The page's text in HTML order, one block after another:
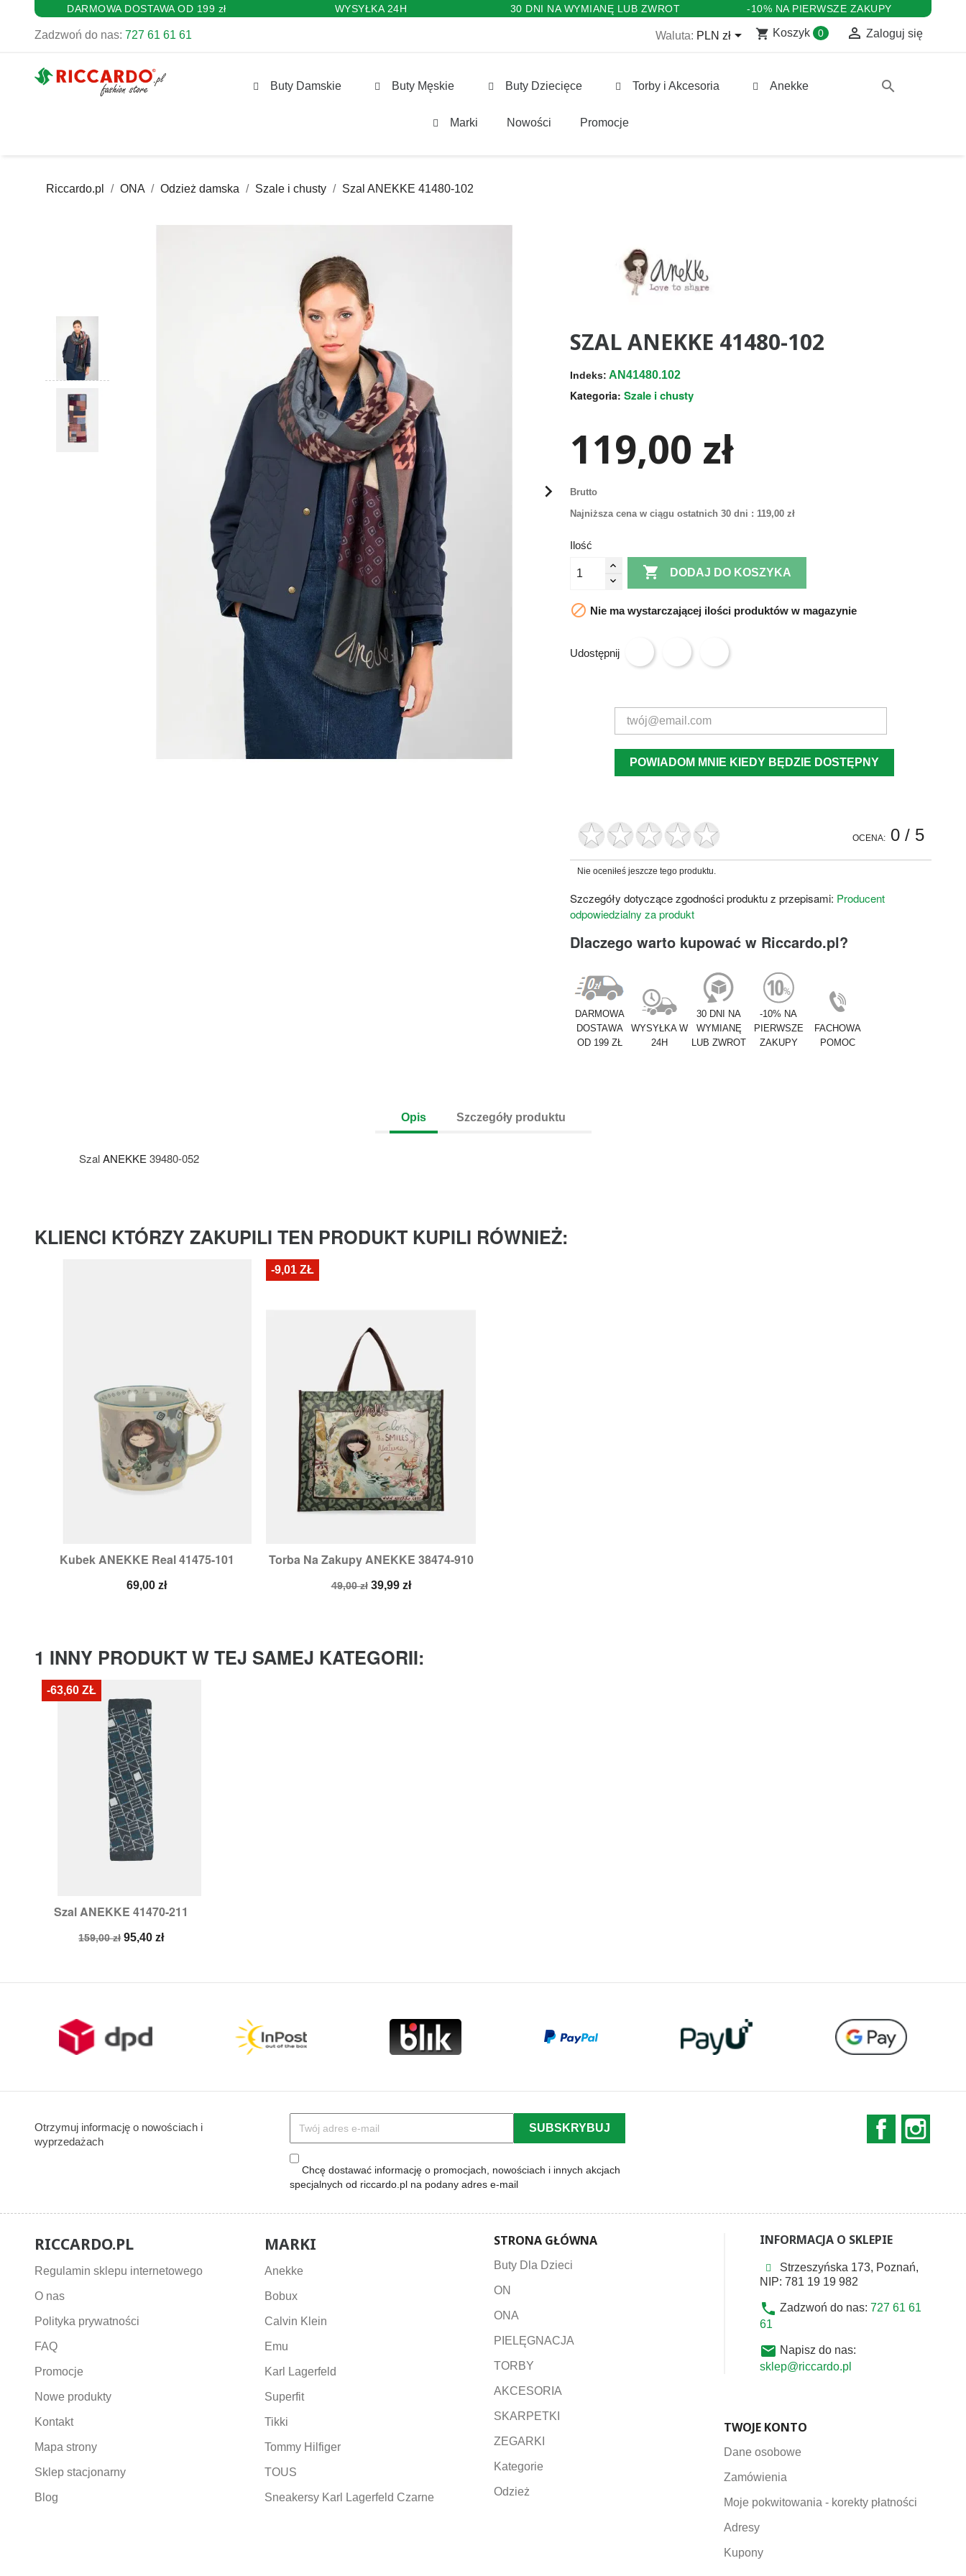
DARMOWA DOSTAWA OD 199 zł WYSYŁKA 24H 30 DNI NA WYMIANĘ LUB ZWROT -10% NA PIERWSZE ZAKUPY
Zadzwoń do nas: 727 61 61 61 Waluta: PLN zł shopping_cart Koszyk 0  Zaloguj się
Buty Damskie Buty Męskie Buty Dziecięce Torby i Akcesoria Anekke
Marki Nowości Promocje
search
Riccardo.pl ONA Odzież damska Szale i chusty Szal ANEKKE 41480-102

SZAL ANEKKE 41480-102
Indeks: AN41480.102
Kategoria: Szale i chusty
119,00 zł
Brutto
Najniższa cena w ciągu ostatnich 30 dni : 119,00 zł
Ilość
 DODAJ DO KOSZYKA
 Nie ma wystarczającej ilości produktów w magazynie
Udostępnij
POWIADOM MNIE KIEDY BĘDZIE DOSTĘPNY
OCENA: 0/ 5
Nie oceniłeś jeszcze tego produktu.
Szczegóły dotyczące zgodności produktu z przepisami: Producent
odpowiedzialny za produkt
Dlaczego warto kupować w Riccardo.pl?
DARMOWA
DOSTAWA
OD 199 ZŁ
WYSYŁKA W
24H
30 DNI NA
WYMIANĘ
LUB ZWROT
-10% NA
PIERWSZE
ZAKUPY
FACHOWA
POMOC
Opis Szczegóły produktu
SzalANEKKE 39480-052
KLIENCI KTÓRZY ZAKUPILI TEN PRODUKT KUPILI RÓWNIEŻ:
Kubek ANEKKE Real 41475-101
Cena
69,00 zł
 Szybki podgląd Torba Na Zakupy ANEKKE 38474-910
Cena
49,00 zł Cena
39,99 zł
Szybki podgląd
-9,01 ZŁ
1 INNY PRODUKT W TEJ SAMEJ KATEGORII:
Szal ANEKKE 41470-211
Cena
159,00 zł Cena
95,40 zł
 Szybki podgląd
-63,60 ZŁ
Otrzymuj informację o nowościach i
wyprzedażach
Chcę dostawać informację o promocjach, nowościach i innych akcjach
specjalnych od riccardo.pl na podany adres e-mail
Facebook
RICCARDO.PL
Regulamin sklepu internetowego
O nas
Polityka prywatności
FAQ
Promocje
Nowe produkty
Kontakt
Mapa strony
Sklep stacjonarny
Blog
MARKI
Anekke
Bobux
Calvin Klein
Emu
Karl Lagerfeld
Superfit
Tikki
Tommy Hilfiger
TOUS
Sneakersy Karl Lagerfeld Czarne
STRONA GŁÓWNA
Buty Dla Dzieci
ON
ONA
PIELĘGNACJA
TORBY
AKCESORIA
SKARPETKI
ZEGARKI
Kategorie
Odzież
INFORMACJA O SKLEPIE
Strzeszyńska 173, Poznań,
NIP: 781 19 19 982
phone Zadzwoń do nas: 727 61 61
61
email Napisz do nas:
sklep@riccardo.pl
TWOJE KONTO
Dane osobowe
Zamówienia
Moje pokwitowania - korekty płatności
Adresy
Kupony